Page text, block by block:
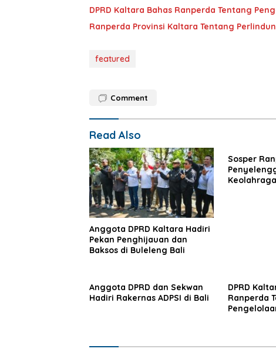
DPRD Kaltara Bahas Ranperda Tentang
Ranperda Provinsi Kaltara Tentang
featured
Comment
Read Also
Anggota DPRD Kaltara Hadiri
Pekan Penghijauan dan
Baksos di Buleleng Bali
Sosper
Anggota DPRD dan Sekwan
Hadiri Rakernas ADPSI di Bali
DPRD
Ranperda